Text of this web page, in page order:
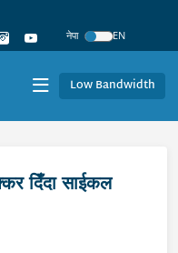
नेपा
EN
Low Bandwidth
दिँदा साईकल